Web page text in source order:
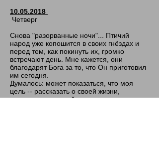
10.05.2018
Четверг
Снова "разорванные ночи"... Птичий
народ уже копошится в своих гнёздах и
перед тем, как покинуть их, громко
встречают день. Мне кажется, они
благодарят Бога за то, что Он приготовил
им сегодня.
Думалось: может показаться, что моя
цель -- рассказать о своей жизни,
преувеличена мной также, как